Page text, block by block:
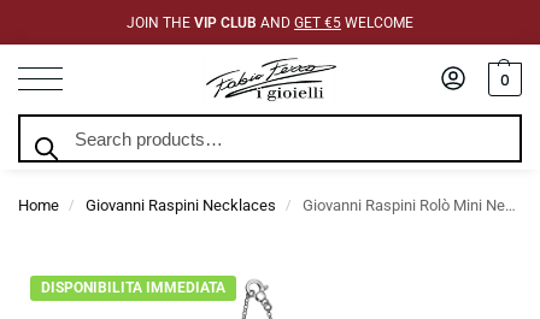
JOIN THE VIP CLUB AND GET €5 WELCOME
0
Home / Giovanni Raspini Necklaces / Giovanni Raspini Rolò Mini Necklace 90 cm
DISPONIBILITA IMMEDIATA